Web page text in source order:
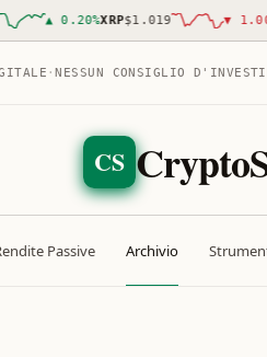
▲ 0.20%XRP$1.019 ▼ 1.00%
·NESSUN CONSIGLIO
CS
Passive Archivio